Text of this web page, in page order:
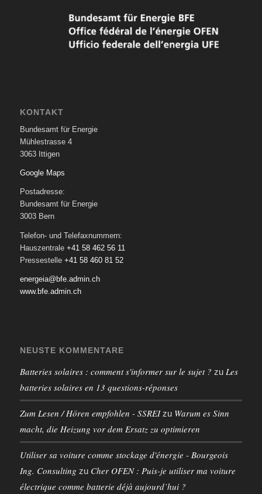
KONTAKT
Bundesamt für Energie
Mühlestrasse 4
3063 Ittigen
Google Maps
Postadresse:
Bundesamt für Energie
3003 Bern
Telefon- und Telefaxnummern:
Hauszentrale +41 58 462 56 11
Pressestelle +41 58 460 81 52
energeia@bfe.admin.ch
www.bfe.admin.ch
NEUSTE KOMMENTARE
Batteries solaires : comment s'informer sur le sujet ? zu Les
batteries solaires en 13 questions-réponses
Zum Lesen / Hören empfohlen - SSREIzu Warum es Sinn
macht, die Heizung vor dem Ersatz zu optimieren
Utiliser sa voiture comme stockage d'énergie - Bourgeois
Ing. Consulting zu Cher OFEN : Puis-je utiliser ma voiture
électrique comme batterie déjà aujourd’hui ?